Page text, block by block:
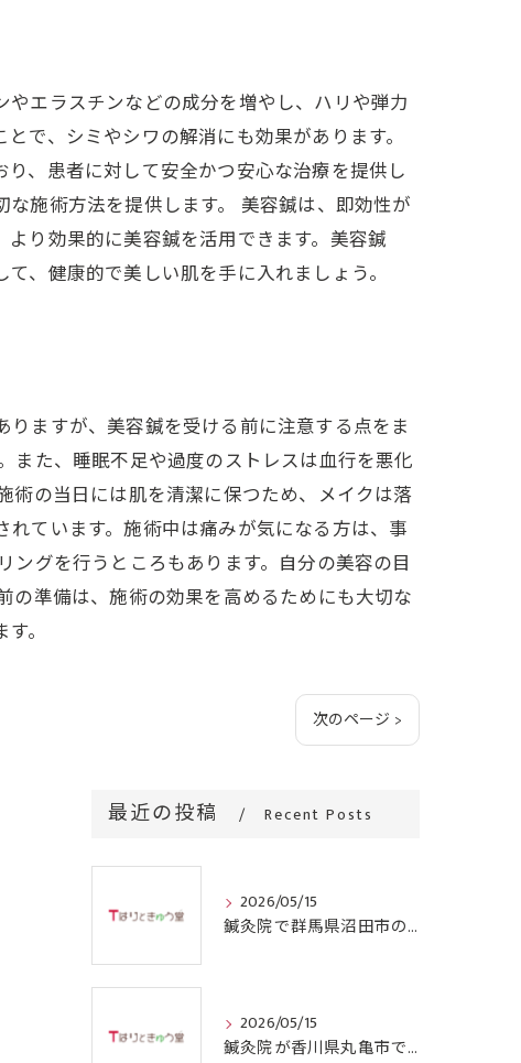
エラスチンなどの成分を増やし、ハリや弾力
で、シミやシワの解消にも効果があります。
、患者に対して安全かつ安心な治療を提供し
施術方法を提供します。 美容鍼は、即効性が
り効果的に美容鍼を活用できます。美容鍼
、健康的で美しい肌を手に入れましょう。
ますが、美容鍼を受ける前に注意する点をま
また、睡眠不足や過度のストレスは血行を悪化
術の当日には肌を清潔に保つため、メイクは落
ています。施術中は痛みが気になる方は、事
グを行うところもあります。自分の美容の目
の準備は、施術の効果を高めるためにも大切な
。
次のページ >
最近の投稿 Recent Posts
2026/05/15
鍼灸院で群馬県沼田市の四十肩を根本から改善するための施術と通院回数のリアルガイド
2026/05/15
鍼灸院が香川県丸亀市で四十肩に効果的な理由と選ぶ際のポイント